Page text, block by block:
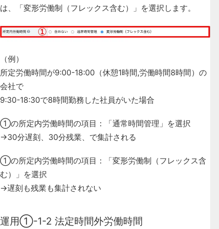
は、「変形労働制（フレックス含む）」 を選択します。
（例）
所定労働時間が9:00-18:00（休憩1時間,労働時間8時間）の
会社で
9:30-18:30で8時間勤務した社員がいた場合
①の所定内労働時間の項目：「通常時間管理」を選択
→30分遅刻、30分残業、で集計される
①の所定内労働時間の項目：「変形労働制（フレックス含
む）」を選択
→遅刻も残業も集計されない
運用①-1-2 法定時間外労働時間